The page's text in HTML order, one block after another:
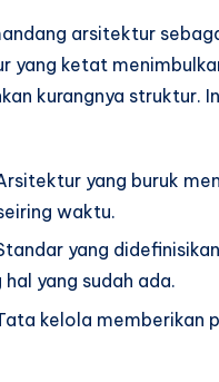
arsitektur
yang ketat
kurangnya struktur.
yang buruk
waktu.
yang
yang sudah ada.
kelola memberikan